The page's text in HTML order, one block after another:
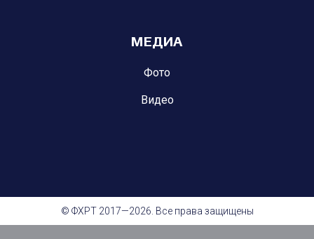
МЕДИА
Фото
Видео
© ФХРТ 2017—2026. Все права защищены